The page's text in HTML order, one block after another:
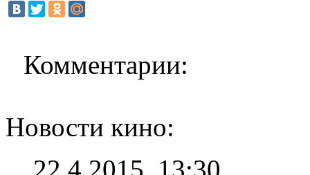
Комментарии:
Новости кино:
22.4.2015, 13:30